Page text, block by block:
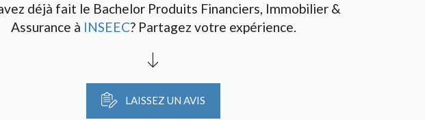
déjà fait le Bachelor Produits Financiers, Immobilier &
Assurance à INSEEC? Partagez votre expérience.
LAISSEZ UN AVIS